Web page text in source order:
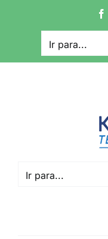
conteúdo
Ir para...
Ir para...